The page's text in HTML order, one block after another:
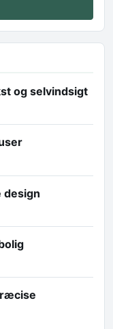
og selvindsigt
design